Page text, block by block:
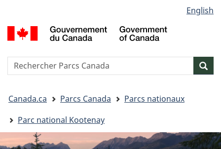
au
contenu
« Au
du
la
HTML
de
la
langue
English
Reserche
êtes
ici&nbsp;:
Canada.ca Parcs Canada
Parcs nationaux
Parc national Kootenay